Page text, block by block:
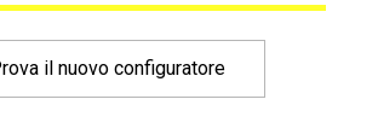
il nuovo configuratore